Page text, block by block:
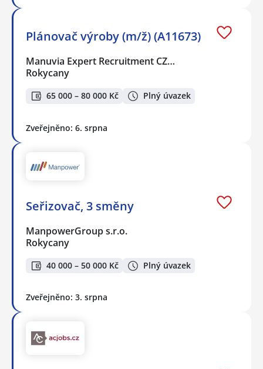
Plánovač výroby (m/ž) (A11673)
Manuvia Expert Recruitment CZ…
Rokycany
65 000 – 80 000 Kč Plný úvazek
Zveřejněno: 6. srpna
Seřizovač, 3 směny
ManpowerGroup s.r.o.
Rokycany
40 000 – 50 000 Kč Plný úvazek
Zveřejněno: 3. srpna